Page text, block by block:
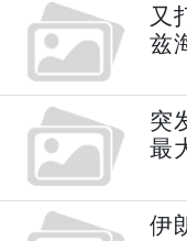
又
兹
突
最
伊